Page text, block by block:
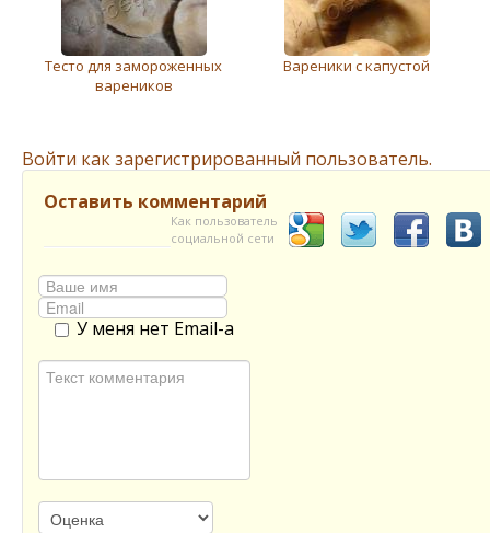
Тесто для замороженных
вареников
Вареники с капустой
Войти как зарегистрированный пользователь.
Оставить комментарий
Как пользователь
социальной сети
У меня нет Email-а